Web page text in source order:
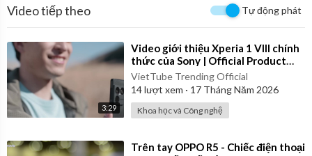
Video tiếp theo Tự động phát
3:29
⁣Video giới thiệu Xperia 1 VIII chính
thức của Sony | Official Product
Video
VietTube Trending Official
14lượt xem · 17 Tháng Năm 2026
Khoa học và Công nghệ
⁣Trên tay OPPO R5 - Chiếc điện thoại